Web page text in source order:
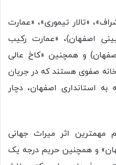
«تالار تیموری»، «عمارت
اصفهان)، «عمارت رکیب
و همچنین «کاخ عالی
صفوی هستند که در جریان
استانداری اصفهان، دچار
مهمترین اثر میراث جهانی
و همچنین حریم درجه یک